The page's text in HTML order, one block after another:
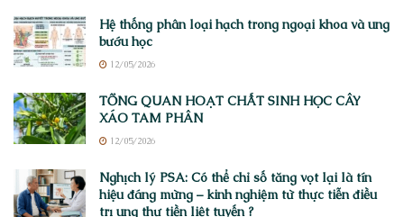
Hệ thống phân loại hạch trong ngoại khoa và ung
bướu học
12/05/2026
TỔNG QUAN HOẠT CHẤT SINH HỌC CÂY
XÁO TAM PHÂN
12/05/2026
Nghịch lý PSA: Có thể chỉ số tăng vọt lại là tín
hiệu đáng mừng – kinh nghiệm từ thực tiễn điều
trị ung thư tiền liệt tuyến ?